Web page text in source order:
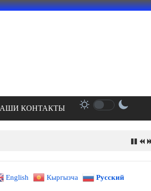
КОНТАКТЫ
English Кыргызча Русский